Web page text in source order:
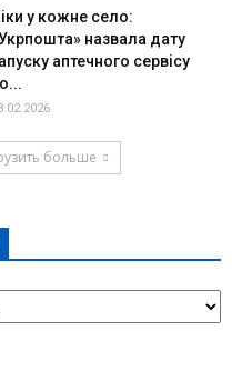
у кожне село:
назвала дату
аптечного сервісу
больше